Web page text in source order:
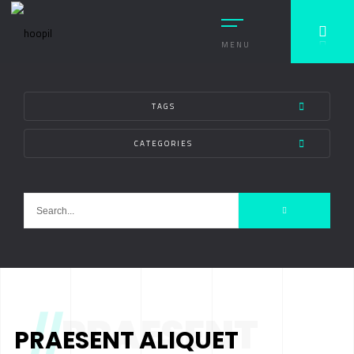
MENU
TAGS
CATEGORIES
//PRAESENT
PRAESENT ALIQUET